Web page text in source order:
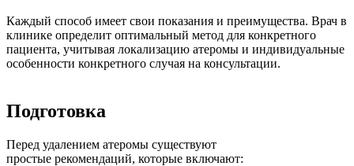
Каждый способ имеет свои показания и преимущества. Врач в
клинике определит оптимальный метод для конкретного
пациента, учитывая локализацию атеромы и индивидуальные
особенности конкретного случая на консультации.
Подготовка
Перед удалением атеромы существуют
простые рекомендаций, которые включают: